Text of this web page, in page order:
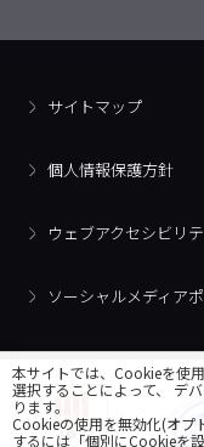
サイトマップ
個人情報保護方針
ウェブアクセシビリ
ソーシャルメディア
本サイトでは、Cookieを使
選択することによって、 デ
ります。
Cookieの使用を無効化(オプ
するには「個別にCookieを